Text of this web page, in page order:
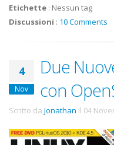
Etichette : Nessun tag
Discussioni : 10 Comments
4
Nov
Due
con
Scritto da Jonathan il 04